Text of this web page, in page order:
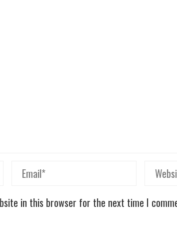
in this browser for the next time I